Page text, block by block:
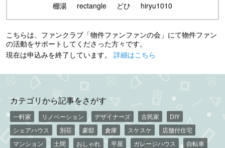
棚湯
rectangle どひ hiryu1010
こちらは、ファンクラブ「物件ファンファンの会」にて物件ファン
の活動をサポートしてくださった方々です。
現在は申込みを終了しています。 詳細はこちら
カテゴリから記事をさがす
一軒家 リノベーション デザイナーズ 古民家
DIY
シェアハウス
別荘 豪邸 倉庫 スケスケ
店舗付住宅
マンション
土間 おしゃれ 平屋 ガレージハウス
自転車